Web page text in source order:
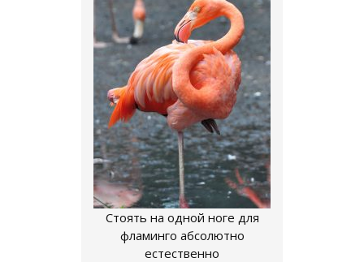
Стоять на одной ноге для
фламинго абсолютно
естественно